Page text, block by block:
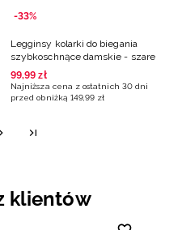
-33%
Legginsy kolarki do biegania
szybkoschnące damskie - szare
99,99 zł
Najniższa cena z ostatnich 30 dni
przed obniżką 149,99 zł
klientów